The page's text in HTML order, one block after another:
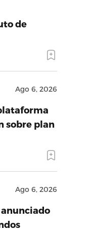
de
Ago 6, 2026
sobre plan
Ago 6, 2026